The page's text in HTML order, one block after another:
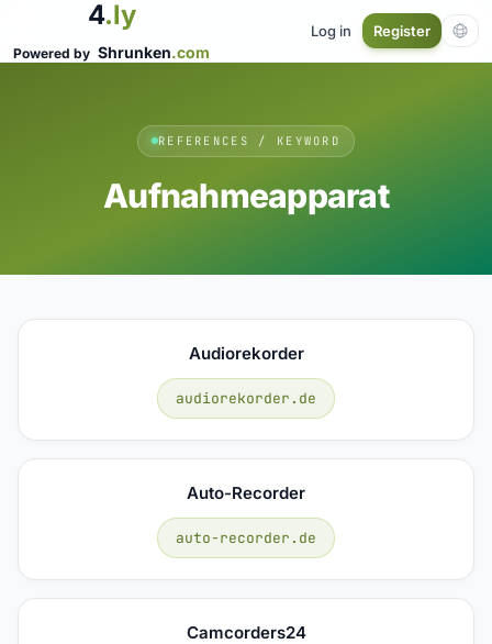
4.ly
Powered by Shrunken.com
Log in Register
REFERENCES / KEYWORD
Aufnahmeapparat
Audiorekorder
audiorekorder.de
Auto-Recorder
auto-recorder.de
Camcorders24